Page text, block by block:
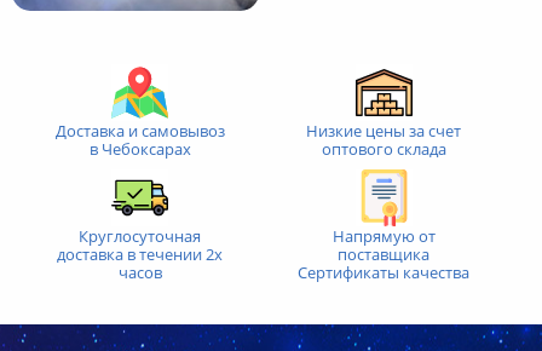
Доставка и самовывоз
в Чебоксарах
Низкие цены за счет
оптового склада
Круглосуточная
доставка в течении 2х
часов
Напрямую от
поставщика
Сертификаты качества